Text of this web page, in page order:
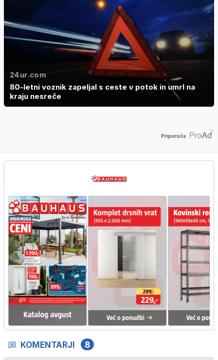
24ur.com
80-letni voznik zapeljal s ceste v potok in umrl na
kraju nesreče
Priporoča
KOMENTARJI 8